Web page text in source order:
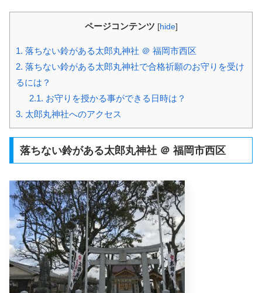
ページコンテンツ [hide]
1. 落ちない鈴がある太郎丸神社 ＠ 福岡市西区
2. 落ちない鈴がある太郎丸神社で合格祈願のお守りを受け
るには？
2.1. お守りを授かる事ができる日時は？
3. 太郎丸神社へのアクセス
落ちない鈴がある太郎丸神社 ＠ 福岡市西区